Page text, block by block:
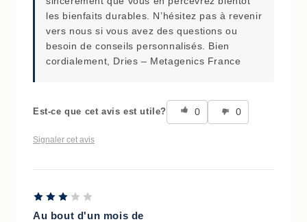
les bienfaits durables. N’hésitez pas à revenir
vers nous si vous avez des questions ou
besoin de conseils personnalisés. Bien
cordialement, Dries – Metagenics France
Est-ce que cet avis est utile? 0 0
Signaler cet avis
Au bout d'un mois de